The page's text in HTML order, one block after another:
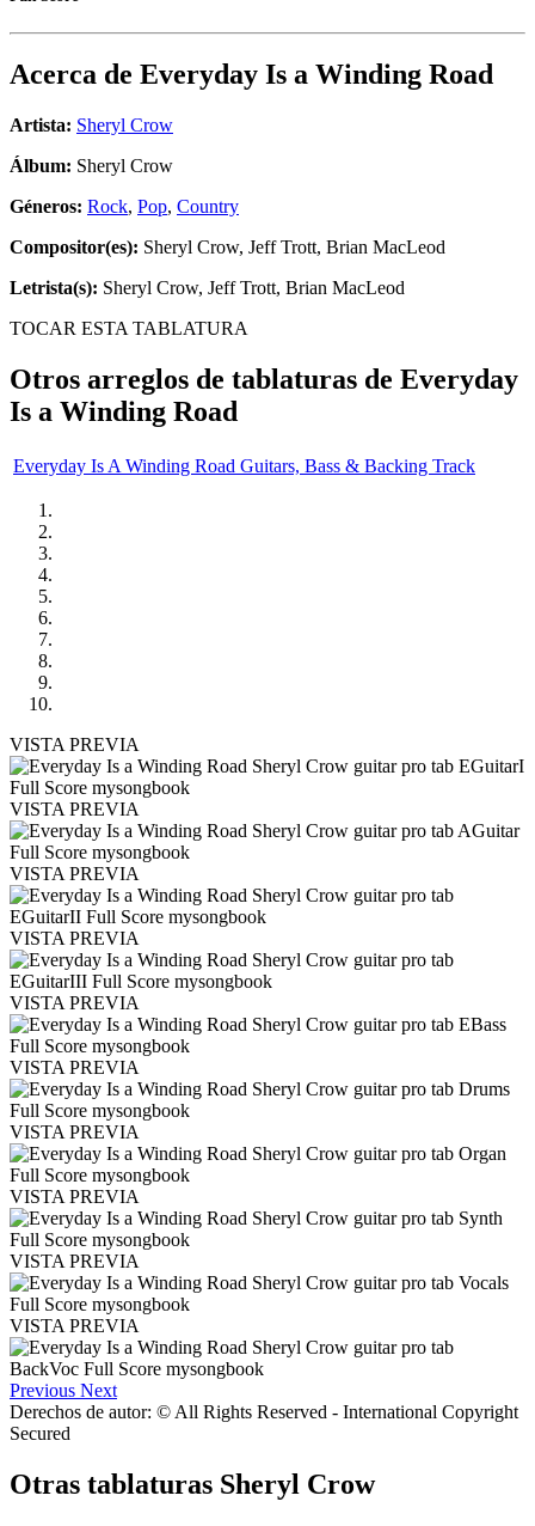
Acerca de Everyday Is a Winding Road
Artista: Sheryl Crow
Álbum: Sheryl Crow
Géneros: Rock, Pop, Country
Compositor(es): Sheryl Crow, Jeff Trott, Brian MacLeod
Letrista(s): Sheryl Crow, Jeff Trott, Brian MacLeod
TOCAR ESTA TABLATURA
Otros arreglos de tablaturas de Everyday
Is a Winding Road
Everyday Is A Winding Road Guitars, Bass & Backing Track
VISTA PREVIA
VISTA PREVIA
VISTA PREVIA
VISTA PREVIA
VISTA PREVIA
VISTA PREVIA
VISTA PREVIA
VISTA PREVIA
VISTA PREVIA
VISTA PREVIA
Previous Next
Derechos de autor: © All Rights Reserved - International Copyright
Secured
Otras tablaturas Sheryl Crow